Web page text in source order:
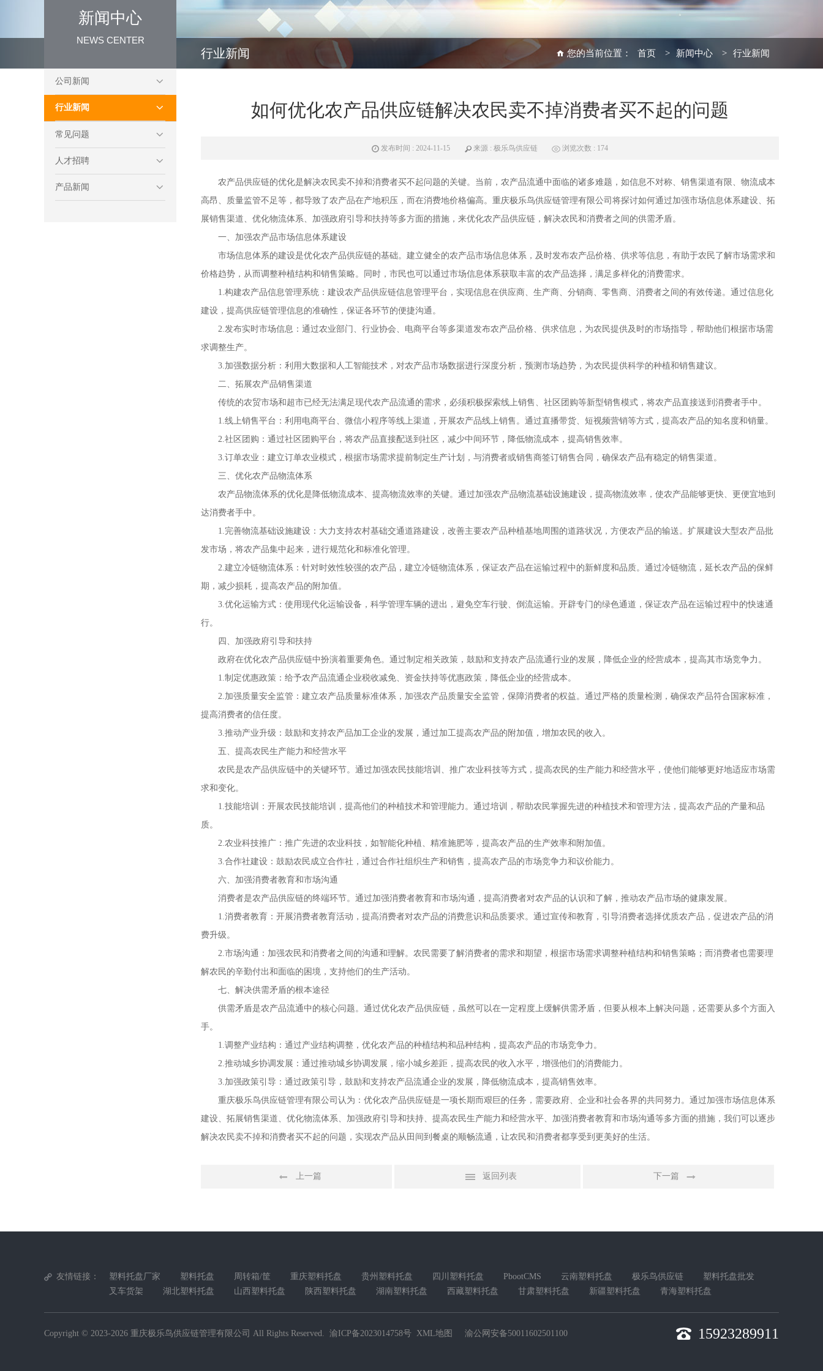
新闻中心
NEWS CENTER
公司新闻
行业新闻
常见问题
人才招聘
产品新闻
行业新闻 您的当前位置： 首页 > 新闻中心 > 行业新闻
如何优化农产品供应链解决农民卖不掉消费者买不起的问题
发布时间 : 2024-11-15 来源 : 极乐鸟供应链 浏览次数 : 174
农产品供应链的优化是解决农民卖不掉和消费者买不起问题的关键。当前，农产品流通中面临的诸多难题，如信息不对称、销售渠道有限、物流成本
高昂、质量监管不足等，都导致了农产品在产地积压，而在消费地价格偏高。重庆极乐鸟供应链管理有限公司将探讨如何通过加强市场信息体系建设、拓
展销售渠道、优化物流体系、加强政府引导和扶持等多方面的措施，来优化农产品供应链，解决农民和消费者之间的供需矛盾。
一、加强农产品市场信息体系建设
市场信息体系的建设是优化农产品供应链的基础。建立健全的农产品市场信息体系，及时发布农产品价格、供求等信息，有助于农民了解市场需求和
价格趋势，从而调整种植结构和销售策略。同时，市民也可以通过市场信息体系获取丰富的农产品选择，满足多样化的消费需求。
1.构建农产品信息管理系统：建设农产品供应链信息管理平台，实现信息在供应商、生产商、分销商、零售商、消费者之间的有效传递。通过信息化
建设，提高供应链管理信息的准确性，保证各环节的便捷沟通。
2.发布实时市场信息：通过农业部门、行业协会、电商平台等多渠道发布农产品价格、供求信息，为农民提供及时的市场指导，帮助他们根据市场需
求调整生产。
3.加强数据分析：利用大数据和人工智能技术，对农产品市场数据进行深度分析，预测市场趋势，为农民提供科学的种植和销售建议。
二、拓展农产品销售渠道
传统的农贸市场和超市已经无法满足现代农产品流通的需求，必须积极探索线上销售、社区团购等新型销售模式，将农产品直接送到消费者手中。
1.线上销售平台：利用电商平台、微信小程序等线上渠道，开展农产品线上销售。通过直播带货、短视频营销等方式，提高农产品的知名度和销量。
2.社区团购：通过社区团购平台，将农产品直接配送到社区，减少中间环节，降低物流成本，提高销售效率。
3.订单农业：建立订单农业模式，根据市场需求提前制定生产计划，与消费者或销售商签订销售合同，确保农产品有稳定的销售渠道。
三、优化农产品物流体系
农产品物流体系的优化是降低物流成本、提高物流效率的关键。通过加强农产品物流基础设施建设，提高物流效率，使农产品能够更快、更便宜地到
达消费者手中。
1.完善物流基础设施建设：大力支持农村基础交通道路建设，改善主要农产品种植基地周围的道路状况，方便农产品的输送。扩展建设大型农产品批
发市场，将农产品集中起来，进行规范化和标准化管理。
2.建立冷链物流体系：针对时效性较强的农产品，建立冷链物流体系，保证农产品在运输过程中的新鲜度和品质。通过冷链物流，延长农产品的保鲜
期，减少损耗，提高农产品的附加值。
3.优化运输方式：使用现代化运输设备，科学管理车辆的进出，避免空车行驶、倒流运输。开辟专门的绿色通道，保证农产品在运输过程中的快速通
行。
四、加强政府引导和扶持
政府在优化农产品供应链中扮演着重要角色。通过制定相关政策，鼓励和支持农产品流通行业的发展，降低企业的经营成本，提高其市场竞争力。
1.制定优惠政策：给予农产品流通企业税收减免、资金扶持等优惠政策，降低企业的经营成本。
2.加强质量安全监管：建立农产品质量标准体系，加强农产品质量安全监管，保障消费者的权益。通过严格的质量检测，确保农产品符合国家标准，
提高消费者的信任度。
3.推动产业升级：鼓励和支持农产品加工企业的发展，通过加工提高农产品的附加值，增加农民的收入。
五、提高农民生产能力和经营水平
农民是农产品供应链中的关键环节。通过加强农民技能培训、推广农业科技等方式，提高农民的生产能力和经营水平，使他们能够更好地适应市场需
求和变化。
1.技能培训：开展农民技能培训，提高他们的种植技术和管理能力。通过培训，帮助农民掌握先进的种植技术和管理方法，提高农产品的产量和品
质。
2.农业科技推广：推广先进的农业科技，如智能化种植、精准施肥等，提高农产品的生产效率和附加值。
3.合作社建设：鼓励农民成立合作社，通过合作社组织生产和销售，提高农产品的市场竞争力和议价能力。
六、加强消费者教育和市场沟通
消费者是农产品供应链的终端环节。通过加强消费者教育和市场沟通，提高消费者对农产品的认识和了解，推动农产品市场的健康发展。
1.消费者教育：开展消费者教育活动，提高消费者对农产品的消费意识和品质要求。通过宣传和教育，引导消费者选择优质农产品，促进农产品的消
费升级。
2.市场沟通：加强农民和消费者之间的沟通和理解。农民需要了解消费者的需求和期望，根据市场需求调整种植结构和销售策略；而消费者也需要理
解农民的辛勤付出和面临的困境，支持他们的生产活动。
七、解决供需矛盾的根本途径
供需矛盾是农产品流通中的核心问题。通过优化农产品供应链，虽然可以在一定程度上缓解供需矛盾，但要从根本上解决问题，还需要从多个方面入
手。
1.调整产业结构：通过产业结构调整，优化农产品的种植结构和品种结构，提高农产品的市场竞争力。
2.推动城乡协调发展：通过推动城乡协调发展，缩小城乡差距，提高农民的收入水平，增强他们的消费能力。
3.加强政策引导：通过政策引导，鼓励和支持农产品流通企业的发展，降低物流成本，提高销售效率。
重庆极乐鸟供应链管理有限公司认为：优化农产品供应链是一项长期而艰巨的任务，需要政府、企业和社会各界的共同努力。通过加强市场信息体系
建设、拓展销售渠道、优化物流体系、加强政府引导和扶持、提高农民生产能力和经营水平、加强消费者教育和市场沟通等多方面的措施，我们可以逐步
解决农民卖不掉和消费者买不起的问题，实现农产品从田间到餐桌的顺畅流通，让农民和消费者都享受到更美好的生活。
上一篇 返回列表 下一篇
友情链接： 塑料托盘厂家 塑料托盘 周转箱/筐 重庆塑料托盘 贵州塑料托盘 四川塑料托盘 PbootCMS 云南塑料托盘 极乐鸟供应链
塑料托盘批发
叉车货架
湖北塑料托盘 山西塑料托盘 陕西塑料托盘 湖南塑料托盘 西藏塑料托盘 甘肃塑料托盘 新疆塑料托盘 青海塑料托盘
Copyright © 2023-2026 重庆极乐鸟供应链管理有限公司 All Rights Reserved. 渝ICP备2023014758号 XML地图 渝公网安备50011602501100 15923289911